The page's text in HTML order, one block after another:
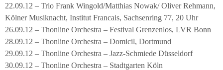
22.09.12 – Trio Frank Wingold/Matthias Nowak/ Oliver Rehmann,
Kölner Musiknacht, Institut Francais, Sachsenring 77, 20 Uhr
26.09.12 – Thonline Orchestra – Festival Grenzenlos, LVR Bonn
28.09.12 – Thonline Orchestra – Domicil, Dortmund
29.09.12 – Thonline Orchestra – Jazz-Schmiede Düsseldorf
30.09.12 – Thonline Orchestra – Stadtgarten Köln